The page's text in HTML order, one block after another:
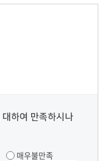
하여 만족하시나
매우불만족